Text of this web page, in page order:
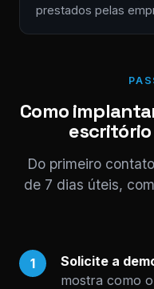
prestados pelas
Como
Do primeiro
de 7 dias úteis,
1 Solicite a
mostra como